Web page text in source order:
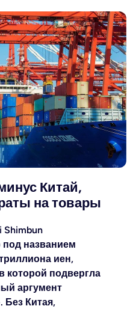
Китай,
на товары
Shimbun
названием
иен,
которой подвергла
аргумент
Без Китая,